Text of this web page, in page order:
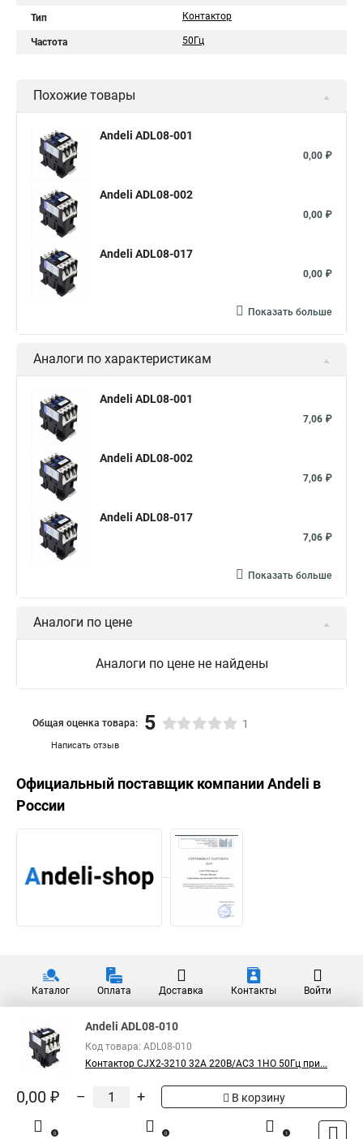
Тип Контактор
Частота 50Гц
Похожие товары
Andeli ADL08-001
0,00 ₽
Andeli ADL08-002
0,00 ₽
Andeli ADL08-017
0,00 ₽
Показать больше
Аналоги по характеристикам
Andeli ADL08-001
7,06 ₽
Andeli ADL08-002
7,06 ₽
Andeli ADL08-017
7,06 ₽
Показать больше
Аналоги по цене
Аналоги по цене не найдены
Написать отзыв
Общая оценка товара: 5 1
Официальный поставщик компанииAndeli в
России
Каталог Оплата Доставка Контакты Войти
Andeli ADL08-010
Код товара: ADL08-010
Контактор CJX2-3210 32A 220В/AC3 1НО 50Гц при...
0,00 ₽ – + В корзину
0 0 1